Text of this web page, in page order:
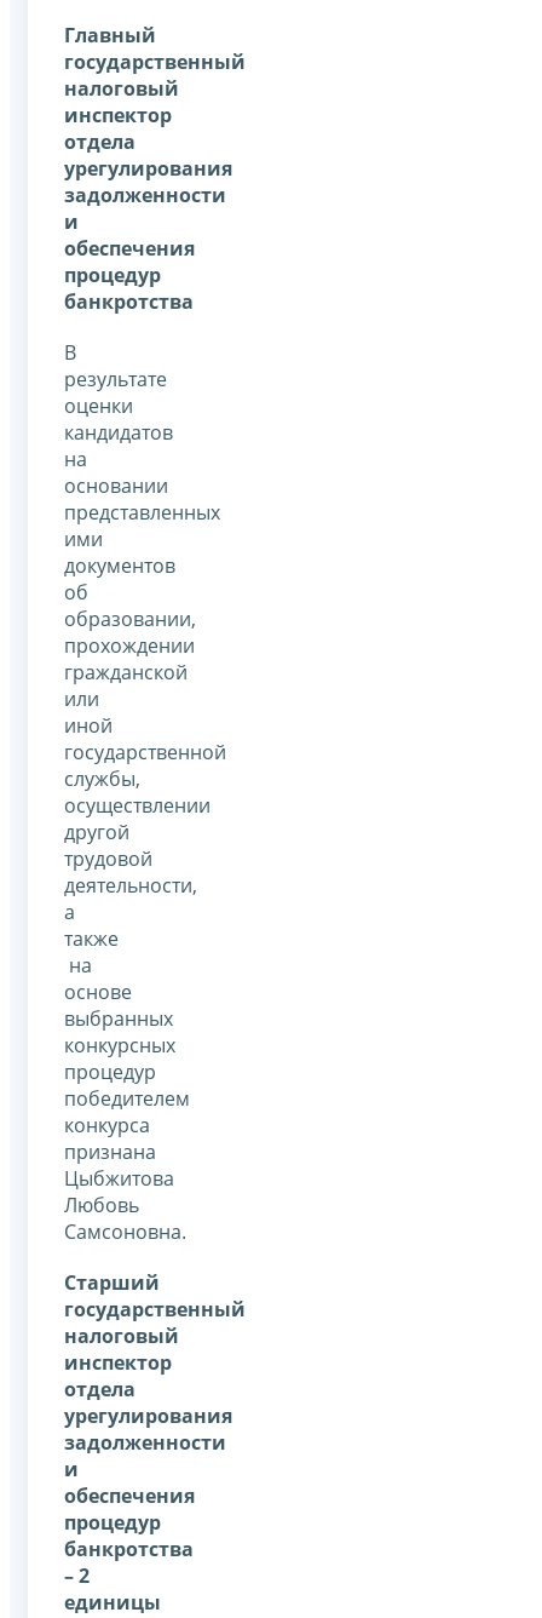
Главный
государственный
налоговый
инспектор
отдела
урегулирования
задолженности
и
обеспечения
процедур
банкротства
В
результате
оценки
кандидатов
на
основании
представленных
ими
документов
об
образовании,
прохождении
гражданской
или
иной
государственной
службы,
осуществлении
другой
трудовой
деятельности,
а
также
на
основе
выбранных
конкурсных
процедур
победителем
конкурса
признана
Цыбжитова
Любовь
Самсоновна.
Старший
государственный
налоговый
инспектор
отдела
урегулирования
задолженности
и
обеспечения
процедур
банкротства
– 2
единицы